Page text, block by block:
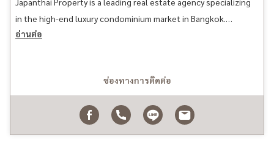
in the high-end luxury condominium market in Bangkok.
Founded in 2020, we are driven by a commitment to providing
อ่านต่อ
ช่องทางการติดต่อ